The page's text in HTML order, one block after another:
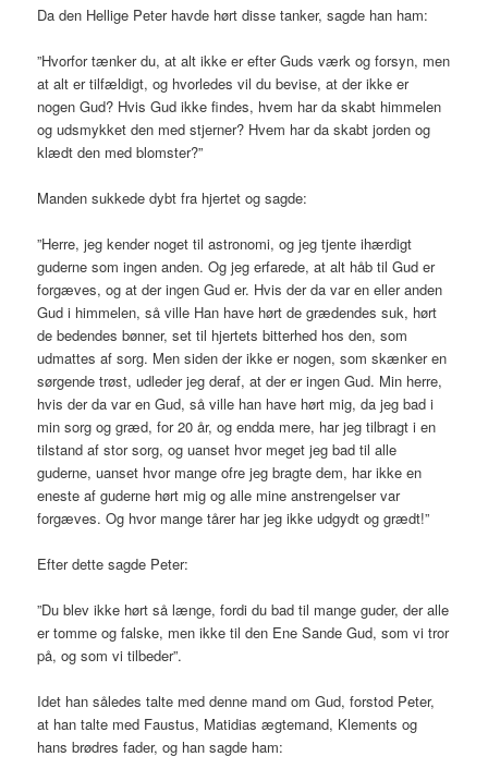
Da den Hellige Peter havde hørt disse tanker, sagde han ham:
”Hvorfor tænker du, at alt ikke er efter Guds værk og forsyn, men
at alt er tilfældigt, og hvorledes vil du bevise, at der ikke er
nogen Gud? Hvis Gud ikke findes, hvem har da skabt himmelen
og udsmykket den med stjerner? Hvem har da skabt jorden og
klædt den med blomster?”
Manden sukkede dybt fra hjertet og sagde:
”Herre, jeg kender noget til astronomi, og jeg tjente ihærdigt
guderne som ingen anden. Og jeg erfarede, at alt håb til Gud er
forgæves, og at der ingen Gud er. Hvis der da var en eller anden
Gud i himmelen, så ville Han have hørt de grædendes suk, hørt
de bedendes bønner, set til hjertets bitterhed hos den, som
udmattes af sorg. Men siden der ikke er nogen, som skænker en
sørgende trøst, udleder jeg deraf, at der er ingen Gud. Min herre,
hvis der da var en Gud, så ville han have hørt mig, da jeg bad i
min sorg og græd, for 20 år, og endda mere, har jeg tilbragt i en
tilstand af stor sorg, og uanset hvor meget jeg bad til alle
guderne, uanset hvor mange ofre jeg bragte dem, har ikke en
eneste af guderne hørt mig og alle mine anstrengelser var
forgæves. Og hvor mange tårer har jeg ikke udgydt og grædt!”
Efter dette sagde Peter:
”Du blev ikke hørt så længe, fordi du bad til mange guder, der alle
er tomme og falske, men ikke til den Ene Sande Gud, som vi tror
på, og som vi tilbeder”.
Idet han således talte med denne mand om Gud, forstod Peter,
at han talte med Faustus, Matidias ægtemand, Klements og
hans brødres fader, og han sagde ham: